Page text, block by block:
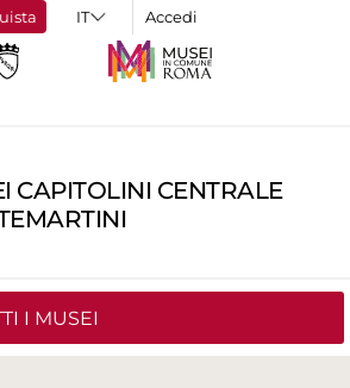
Accedi
CAPITOLINI CENTRALE
I MUSEI